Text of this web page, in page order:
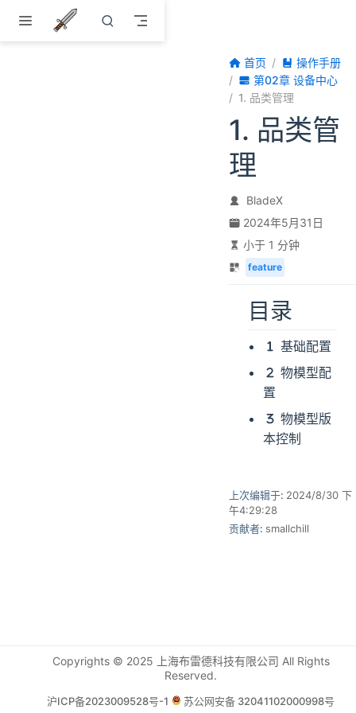
首页
操作手册
第02章 设备中心
1. 品类管理
1. 品类管
理
BladeX
2024年5月31日
小于 1 分钟
feature
目录
基础配置
物模型配
置
物模型版
本控制
上次编辑于: 2024/8/30 下
午4:29:28
贡献者: smallchill
Copyrights © 2025 上海布雷德科技有限公司 All Rights
Reserved.
沪ICP备2023009528号-1 苏公网安备 32041102000998号